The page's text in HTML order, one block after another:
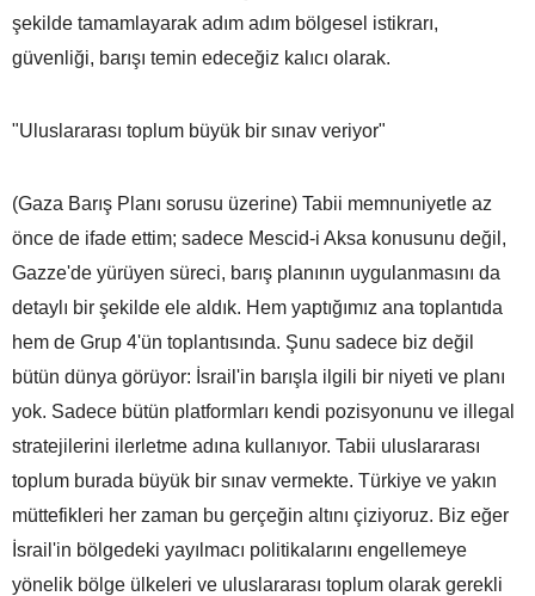
şekilde tamamlayarak adım adım bölgesel istikrarı,
güvenliği, barışı temin edeceğiz kalıcı olarak.
"Uluslararası toplum büyük bir sınav veriyor"
(Gaza Barış Planı sorusu üzerine) Tabii memnuniyetle az
önce de ifade ettim; sadece Mescid-i Aksa konusunu değil,
Gazze'de yürüyen süreci, barış planının uygulanmasını da
detaylı bir şekilde ele aldık. Hem yaptığımız ana toplantıda
hem de Grup 4'ün toplantısında. Şunu sadece biz değil
bütün dünya görüyor: İsrail'in barışla ilgili bir niyeti ve planı
yok. Sadece bütün platformları kendi pozisyonunu ve illegal
stratejilerini ilerletme adına kullanıyor. Tabii uluslararası
toplum burada büyük bir sınav vermekte. Türkiye ve yakın
müttefikleri her zaman bu gerçeğin altını çiziyoruz. Biz eğer
İsrail'in bölgedeki yayılmacı politikalarını engellemeye
yönelik bölge ülkeleri ve uluslararası toplum olarak gerekli